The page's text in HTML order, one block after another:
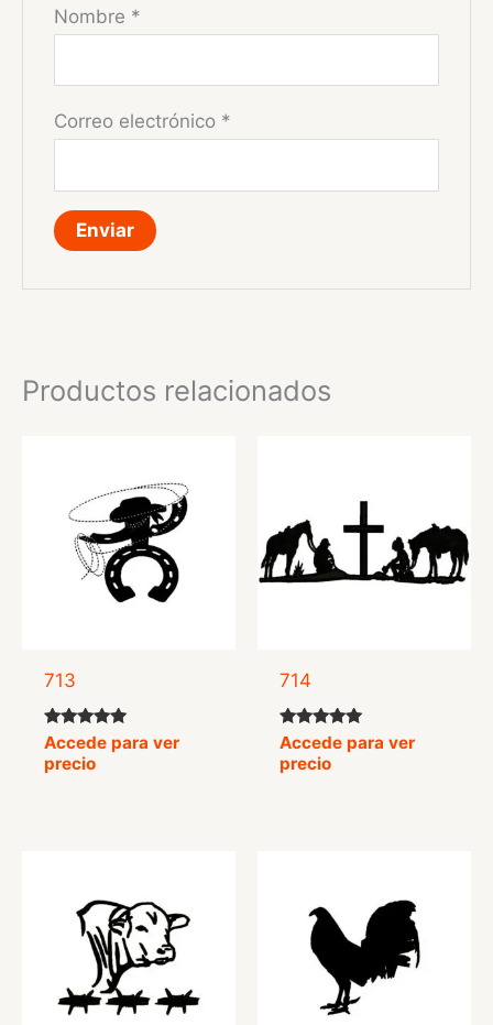
Nombre *
Correo electrónico *
Productos relacionados
713
Valorado
con
5.00
Accede para ver
precio
714
Valorado
con
5.00
Accede para ver
precio